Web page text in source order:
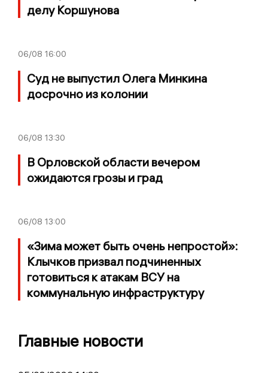
делу Коршунова
06/08 16:00
Суд не выпустил Олега Минкина
досрочно из колонии
06/08 13:30
В Орловской области вечером
ожидаются грозы и град
06/08 13:00
«Зима может быть очень непростой»:
Клычков призвал подчиненных
готовиться к атакам ВСУ на
коммунальную инфраструктуру
Главные новости